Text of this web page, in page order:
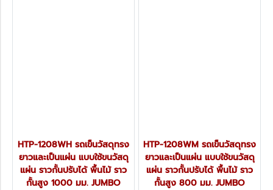
HTP-1208WH รถเข็นวัสดุทรง
ยาวและเป็นแผ่น แบบใช้ขนวัสดุ
แผ่น ราวกั้นปรับได้ พื้นไม้ ราว
กั้นสูง 1000 มม. JUMBO
HTP-1208WM รถเข็นวัสดุทรง
ยาวและเป็นแผ่น แบบใช้ขนวัสดุ
แผ่น ราวกั้นปรับได้ พื้นไม้ ราว
กั้นสูง 800 มม. JUMBO